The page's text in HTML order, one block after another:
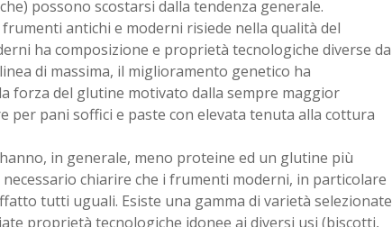
possono scostarsi dalla tendenza generale.
antichi e moderni risiede nella qualità del
ha composizione e proprietà tecnologiche diverse da
di massima, il miglioramento genetico ha
forza del glutine motivato dalla sempre maggior
per pani soffici e paste con elevata tenuta alla cottura
in generale, meno proteine ed un glutine più
chiarire che i frumenti moderni, in particolare
tutti uguali. Esiste una gamma di varietà selezionate
proprietà tecnologiche idonee ai diversi usi (biscotti,